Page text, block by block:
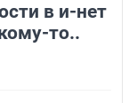
в и-нет
то..